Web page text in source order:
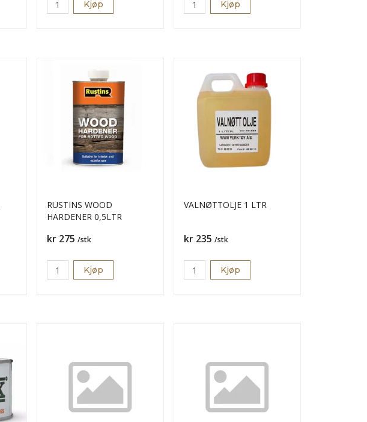
Kjøp Kjøp
RUSTINS WOOD
HARDENER 0,5LTR
Pris
kr 275 /stk
Kjøp
VALNØTTOLJE 1 LTR
Pris
kr 235 /stk
Kjøp